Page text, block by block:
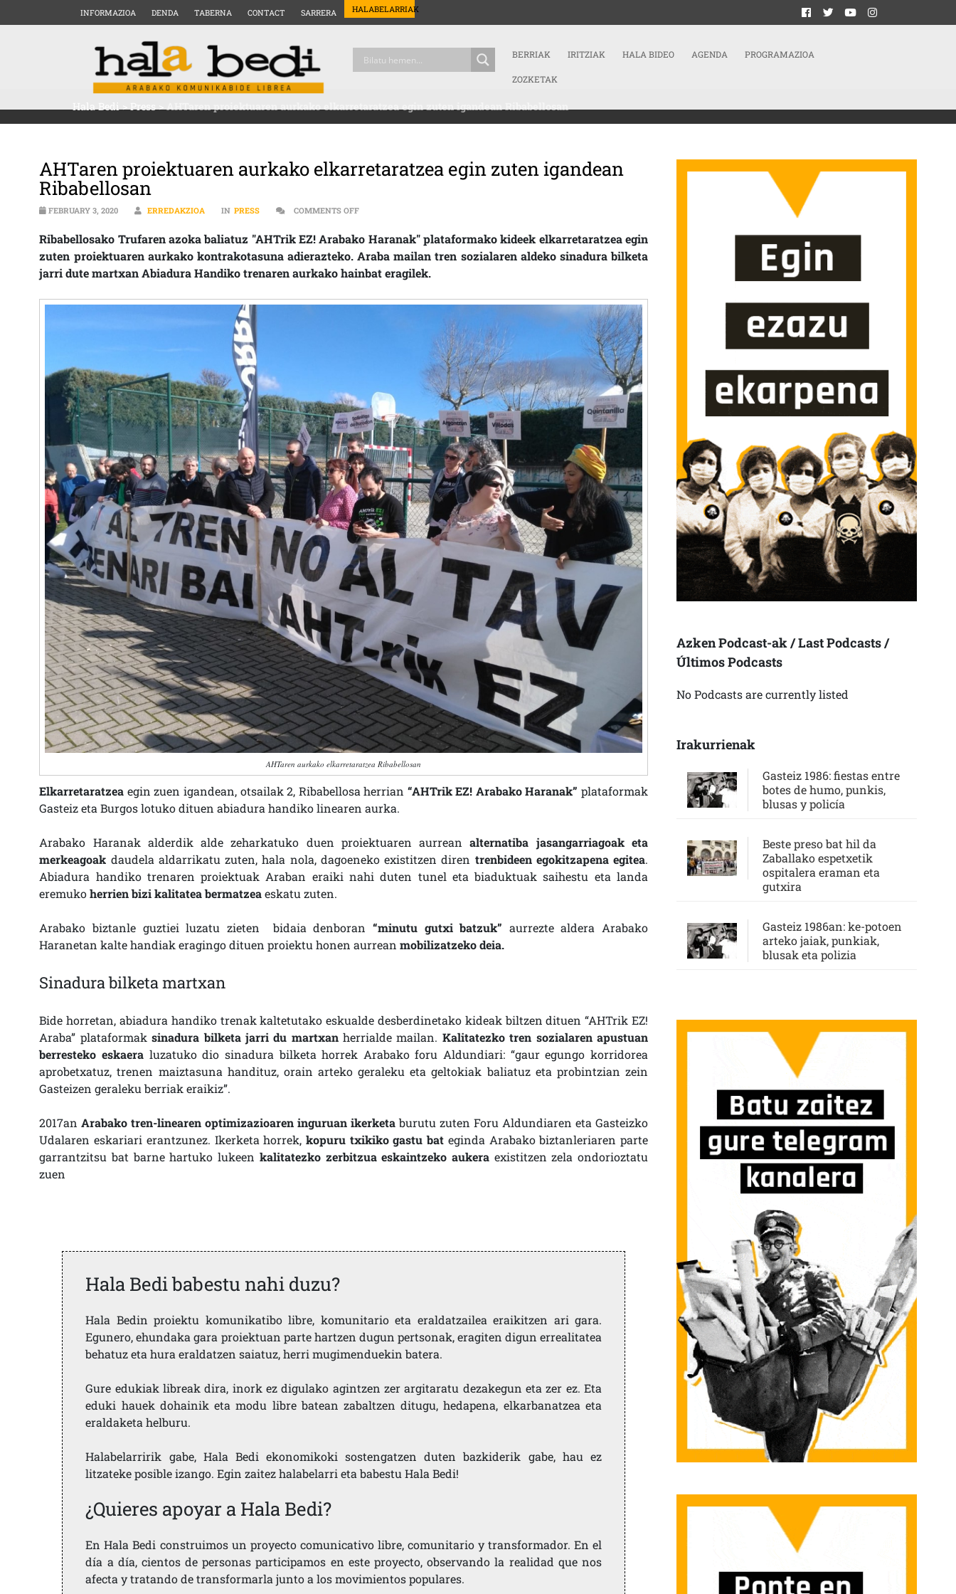
INFORMAZIOA DENDA TABERNA CONTACT SARRERA HALABELARRIAK
BERRIAK IRITZIAK HALA BIDEO AGENDA PROGRAMAZIOA
ZOZKETAK
Hala Bedi>Press>AHTaren proiektuaren aurkako elkarretaratzea egin zuten igandean Ribabellosan
AHTaren proiektuaren aurkako elkarretaratzea egin zuten igandean
Ribabellosan
FEBRUARY 3, 2020 ERREDAKZIOA IN PRESS COMMENTS OFFON AHTAREN PROIEKTUAREN AURKAKO ELKARRETARATZEA EGIN ZUTEN IGANDEAN RIBABELLOSAN
Ribabellosako Trufaren azoka baliatuz "AHTrik EZ! Arabako Haranak" plataformako kideek elkarretaratzea egin
zuten proiektuaren aurkako kontrakotasuna adierazteko. Araba mailan tren sozialaren aldeko sinadura bilketa
jarri dute martxan Abiadura Handiko trenaren aurkako hainbat eragilek.
AHTaren aurkako elkarretaratzea Ribabellosan
Elkarretaratzea egin zuen igandean, otsailak 2, Ribabellosa herrian “AHTrik EZ! Arabako Haranak” plataformak
Gasteiz eta Burgos lotuko dituen abiadura handiko linearen aurka.
Arabako Haranak alderdik alde zeharkatuko duen proiektuaren aurreanalternatiba jasangarriagoak eta
merkeagoak daudela aldarrikatu zuten, hala nola, dagoeneko existitzen diren trenbideen egokitzapena egitea.
Abiadura handiko trenaren proiektuak Araban eraiki nahi duten tunel eta biaduktuak saihestu eta landa
eremukoherrien bizi kalitatea bermatzeaeskatu zuten.
Arabako biztanle guztiei luzatu zieten bidaia denboran“minutu gutxi batzuk” aurrezte aldera Arabako
Haranetan kalte handiak eragingo dituen proiektu honen aurreanmobilizatzeko deia.
Sinadura bilketa martxan
Bide horretan, abiadura handiko trenak kaltetutako eskualde desberdinetako kideak biltzen dituen “AHTrik EZ!
Araba” plataformaksinadura bilketa jarri du martxanherrialde mailan. Kalitatezko tren sozialaren apustuan
berresteko eskaera luzatuko dio sinadura bilketa horrek Arabako foru Aldundiari: “gaur egungo korridorea
aprobetxatuz, trenen maiztasuna handituz, orain arteko geraleku eta geltokiak baliatuz eta probintzian zein
Gasteizen geraleku berriak eraikiz”.
2017anArabako tren-linearen optimizazioaren inguruan ikerketa burutu zuten Foru Aldundiaren eta Gasteizko
Udalaren eskariari erantzunez. Ikerketa horrek, kopuru txikiko gastu bat eginda Arabako biztanleriaren parte
garrantzitsu bat barne hartuko lukeen kalitatezko zerbitzua eskaintzeko aukeraexistitzen zela ondorioztatu
zuen
Hala Bedi babestu nahi duzu?
Hala Bedin proiektu komunikatibo libre, komunitario eta eraldatzailea eraikitzen ari gara.
Egunero, ehundaka gara proiektuan parte hartzen dugun pertsonak, eragiten digun errealitatea
behatuz eta hura eraldatzen saiatuz, herri mugimenduekin batera.
Gure edukiak libreak dira, inork ez digulako agintzen zer argitaratu dezakegun eta zer ez. Eta
eduki hauek dohainik eta modu libre batean zabaltzen ditugu, hedapena, elkarbanatzea eta
eraldaketa helburu.
Halabelarririk gabe, Hala Bedi ekonomikoki sostengatzen duten bazkiderik gabe, hau ez
litzateke posible izango. Egin zaitez halabelarri eta babestu Hala Bedi!
¿Quieres apoyar a Hala Bedi?
En Hala Bedi construimos un proyecto comunicativo libre, comunitario y transformador. En el
día a día, cientos de personas participamos en este proyecto, observando la realidad que nos
afecta y tratando de transformarla junto a los movimientos populares.
Azken Podcast-ak / Last Podcasts /
Últimos Podcasts
No Podcasts are currently listed
Irakurrienak
Gasteiz 1986: fiestas entre
botes de humo, punkis,
blusas y policía
Beste preso bat hil da
Zaballako espetxetik
ospitalera eraman eta
gutxira
Gasteiz 1986an: ke-potoen
arteko jaiak, punkiak,
blusak eta polizia